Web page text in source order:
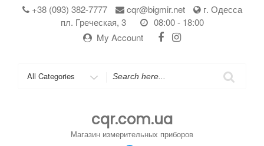
+38 (093) 382-7777 cqr@bigmir.net
г. Одесса
пл. Греческая, 3
08:00 - 18:00
My Account
for
cqr.com.ua
Магазин измерительных приборов